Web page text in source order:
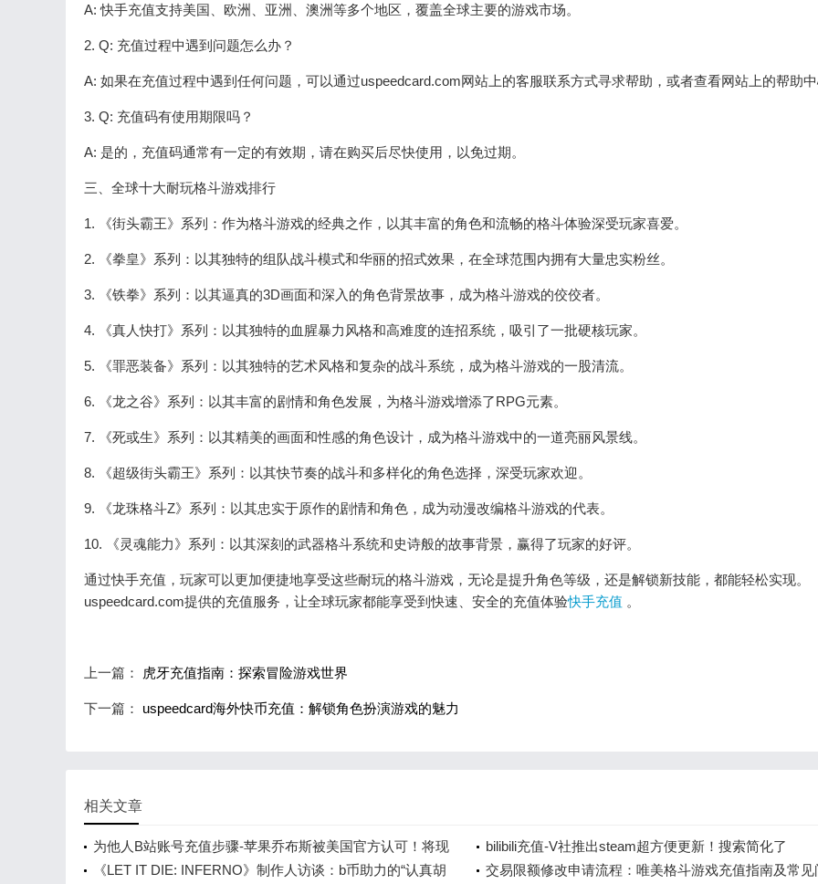
A: 快手充值支持美国、欧洲、亚洲、澳洲等多个地区，覆盖全球主要的游戏市场。
2. Q: 充值过程中遇到问题怎么办？
A: 如果在充值过程中遇到任何问题，可以通过uspeedcard.com网站上的客服联系方式寻求帮助，或者查看网站上的帮助
3. Q: 充值码有使用期限吗？
A: 是的，充值码通常有一定的有效期，请在购买后尽快使用，以免过期。
三、全球十大耐玩格斗游戏排行
1. 《街头霸王》系列：作为格斗游戏的经典之作，以其丰富的角色和流畅的格斗体验深受玩家喜爱。
2. 《拳皇》系列：以其独特的组队战斗模式和华丽的招式效果，在全球范围内拥有大量忠实粉丝。
3. 《铁拳》系列：以其逼真的3D画面和深入的角色背景故事，成为格斗游戏的佼佼者。
4. 《真人快打》系列：以其独特的血腥暴力风格和高难度的连招系统，吸引了一批硬核玩家。
5. 《罪恶装备》系列：以其独特的艺术风格和复杂的战斗系统，成为格斗游戏的一股清流。
6. 《龙之谷》系列：以其丰富的剧情和角色发展，为格斗游戏增添了RPG元素。
7. 《死或生》系列：以其精美的画面和性感的角色设计，成为格斗游戏中的一道亮丽风景线。
8. 《超级街头霸王》系列：以其快节奏的战斗和多样化的角色选择，深受玩家欢迎。
9. 《龙珠格斗Z》系列：以其忠实于原作的剧情和角色，成为动漫改编格斗游戏的代表。
10. 《灵魂能力》系列：以其深刻的武器格斗系统和史诗般的故事背景，赢得了玩家的好评。
通过快手充值，玩家可以更加便捷地享受这些耐玩的格斗游戏，无论是提升角色等级，还是解锁新技能，都能轻松实现。
uspeedcard.com提供的充值服务，让全球玩家都能享受到快速、安全的充值体验快手充值 。
上一篇： 虎牙充值指南：探索冒险游戏世界
下一篇： uspeedcard海外快币充值：解锁角色扮演游戏的魅力
相关文章
为他人B站账号充值步骤-苹果乔布斯被美国官方认可！将现
身在1美元纪念币上
bilibili充值-V社推出steam超方便更新！搜索简化了
《LET IT DIE: INFERNO》制作人访谈：b币助力的“认真胡
交易限额修改申请流程：唯美格斗游戏充值指南及常见